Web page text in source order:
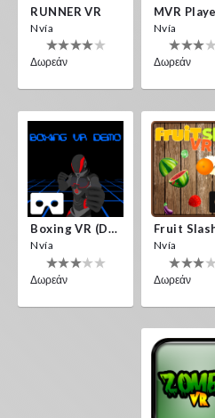
RUNNER VR
Nvía
Δωρεάν
MVR
Nvía
Δωρεάν
Boxing VR (Demo)
Nvía
Δωρεάν
Fruit
Nvía
Δωρεάν